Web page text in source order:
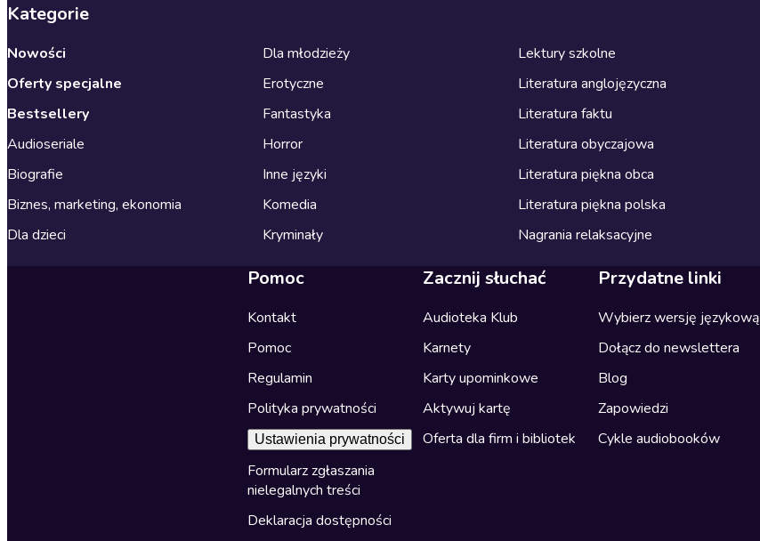
Kategorie
Nowości
Oferty specjalne
Bestsellery
Audioseriale
Biografie
Biznes, marketing, ekonomia
Dla dzieci
Dla młodzieży
Erotyczne
Fantastyka
Horror
Inne języki
Komedia
Kryminały
Lektury szkolne
Literatura anglojęzyczna
Literatura faktu
Literatura obyczajowa
Literatura piękna obca
Literatura piękna polska
Nagrania relaksacyjne
Pomoc
Kontakt
Pomoc
Regulamin
Polityka prywatności
Ustawienia prywatności
Formularz zgłaszania
nielegalnych treści
Deklaracja dostępności
Zacznij słuchać
Audioteka Klub
Karnety
Karty upominkowe
Aktywuj kartę
Oferta dla firm i bibliotek
Przydatne linki
Wybierz wersję językową
Dołącz do newslettera
Blog
Zapowiedzi
Cykle audiobooków